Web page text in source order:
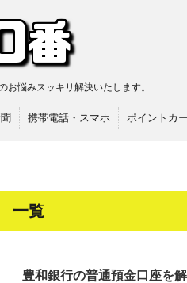
お悩みスッキリ解決いたします。
携帯電話・スマホ ポイントカ
一覧
豊和銀行の普通預金口座を